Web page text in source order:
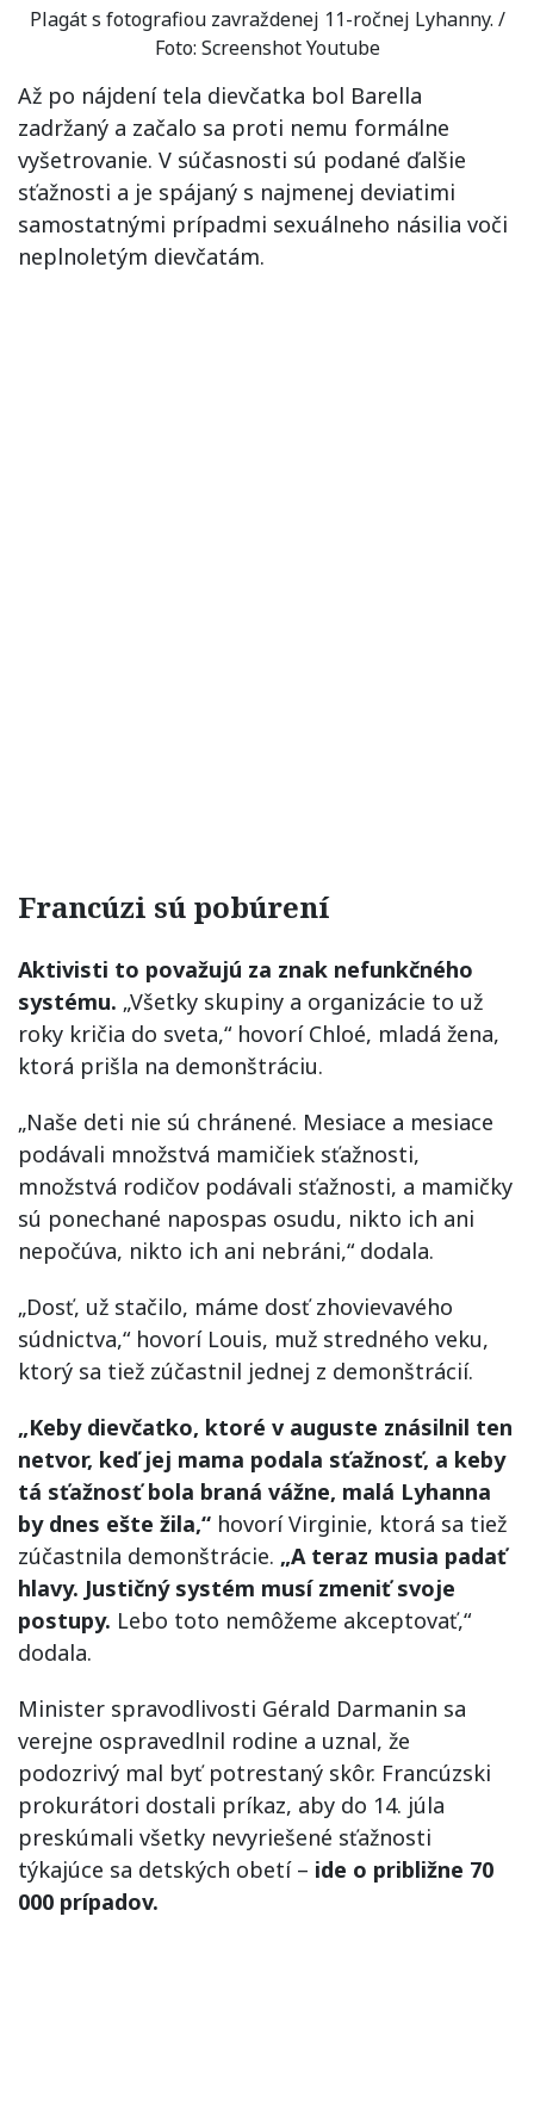
Plagát s fotografiou zavraždenej 11-ročnej Lyhanny. /
Foto: Screenshot Youtube
Až po nájdení tela dievčatka bol Barella
zadržaný a začalo sa proti nemu formálne
vyšetrovanie. V súčasnosti sú podané ďalšie
sťažnosti a je spájaný s najmenej deviatimi
samostatnými prípadmi sexuálneho násilia voči
neplnoletým dievčatám.
Francúzi sú pobúrení
Aktivisti to považujú za znak nefunkčného
systému. „Všetky skupiny a organizácie to už
roky kričia do sveta,“ hovorí Chloé, mladá žena,
ktorá prišla na demonštráciu.
„Naše deti nie sú chránené. Mesiace a mesiace
podávali množstvá mamičiek sťažnosti,
množstvá rodičov podávali sťažnosti, a mamičky
sú ponechané napospas osudu, nikto ich ani
nepočúva, nikto ich ani nebráni,“ dodala.
„Dosť, už stačilo, máme dosť zhovievavého
súdnictva,“ hovorí Louis, muž stredného veku,
ktorý sa tiež zúčastnil jednej z demonštrácií.
„Keby dievčatko, ktoré v auguste znásilnil ten
netvor, keď jej mama podala sťažnosť, a keby
tá sťažnosť bola braná vážne, malá Lyhanna
by dnes ešte žila,“ hovorí Virginie, ktorá sa tiež
zúčastnila demonštrácie. „A teraz musia padať
hlavy. Justičný systém musí zmeniť svoje
postupy. Lebo toto nemôžeme akceptovať,“
dodala.
Minister spravodlivosti Gérald Darmanin sa
verejne ospravedlnil rodine a uznal, že
podozrivý mal byť potrestaný skôr. Francúzski
prokurátori dostali príkaz, aby do 14. júla
preskúmali všetky nevyriešené sťažnosti
týkajúce sa detských obetí – ide o približne 70
000 prípadov.